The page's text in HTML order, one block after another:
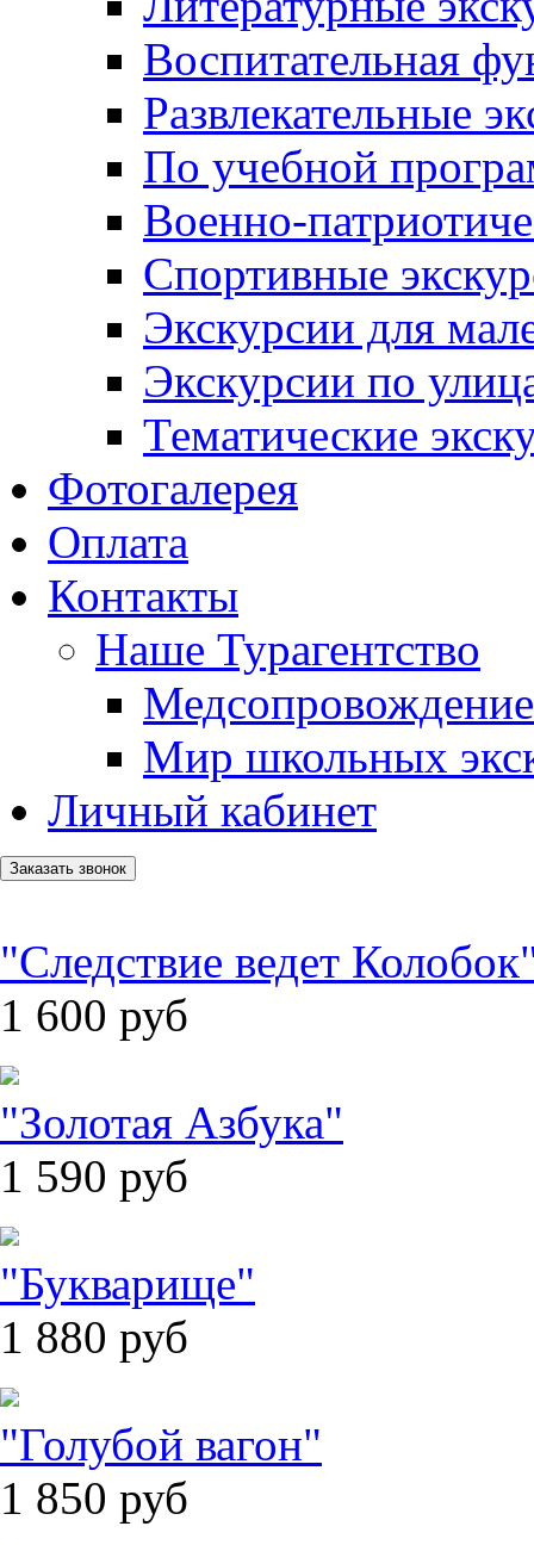
Воспитательная
Развлекательные
По учебной
Военно-
Спортивные
Экскурсии для
Экскурсии по
Тематические
Фотогалерея
Оплата
Контакты
Наше Турагентство
Медсопровождение
Мир школьных
Личный кабинет
Заказать звонок
"Следствие ведет
1 600 руб
"Золотая Азбука"
1 590 руб
"Букварище"
1 880 руб
"Голубой вагон"
1 850 руб